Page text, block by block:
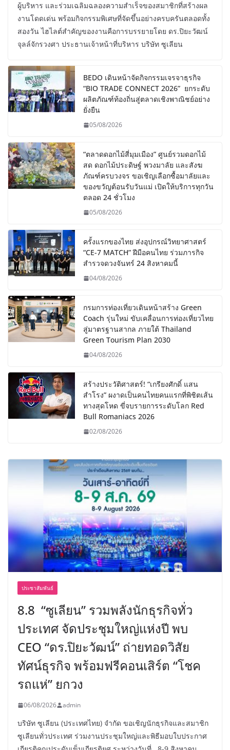
ผู้บริหาร และร่วมเฉลิมฉลองความสำเร็จของสมาชิกที่สร้างผล
งานโดดเด่น พร้อมกิจกรรมพิเศษที่จัดขึ้นอย่างครบครันตลอดทั้ง
สองวัน ไฮไลต์สำคัญของงานคือการบรรยายโดย ดร.ปิยะวัฒน์
จุลล์จักรวงศา ประธานเจ้าหน้าที่บริหาร บริษัท ซูเลียน
BEDO เดินหน้าจัดกิจกรรมเจรจาธุรกิจ
“BIO TRADE CONNECT 2026” ยกระดับ
ผลิตภัณฑ์ท้องถิ่นสู่ตลาดเชิงพาณิชย์อย่าง
ยั่งยืน
05/08/2026
“ตลาดดอกไม้สี่มุมเมือง” ศูนย์รวมดอกไม้
สด ดอกไม้ประดิษฐ์ พวงมาลัย และสังฆ
ภัณฑ์ครบวงจร ขอเชิญเลือกซื้อมาลัยและ
ของขวัญต้อนรับวันแม่ เปิดให้บริการทุกวัน
ตลอด 24 ชั่วโมง
05/08/2026
ครั้งแรกของไทย ส่งอุปกรณ์วิทยาศาสตร์
“CE-7 MATCH” ฝีมือคนไทย ร่วมภารกิจ
สำรวจดวงจันทร์ 24 สิงหาคมนี้
04/08/2026
กรมการท่องเที่ยวเดินหน้าสร้าง Green
Coach รุ่นใหม่ ขับเคลื่อนการท่องเที่ยวไทย
สู่มาตรฐานสากล ภายใต้ Thailand
Green Tourism Plan 2030
04/08/2026
สร้างประวัติศาสตร์! “เกรียงศักดิ์ แสน
สำโรง” ผงาดเป็นคนไทยคนแรกที่พิชิตเส้น
ทางสุดโหด ขี่จบรายการระดับโลก Red
Bull Romaniacs 2026
02/08/2026
ประชาสัมพันธ์
8.8 “ซูเลียน” รวมพลังนักธุรกิจทั่ว
ประเทศ จัดประชุมใหญ่แห่งปี พบ
CEO “ดร.ปิยะวัฒน์” ถ่ายทอดวิสัย
ทัศน์ธุรกิจ พร้อมฟรีคอนเสิร์ต “โชค
รถแห่” ยกวง
06/08/2026 admin
บริษัท ซูเลียน (ประเทศไทย) จำกัด ขอเชิญนักธุรกิจและสมาชิก
ซูเลียนทั่วประเทศ ร่วมงานประชุมใหญ่และพิธีมอบใบประกาศ